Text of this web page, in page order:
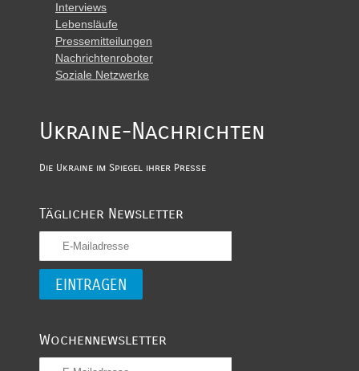
Interviews
Lebensläufe
Pressemitteilungen
Nachrichtenroboter
Soziale Netzwerke
Ukraine-Nachrichten
Die Ukraine im Spiegel ihrer Presse
Täglicher Newsletter
Wochennewsletter